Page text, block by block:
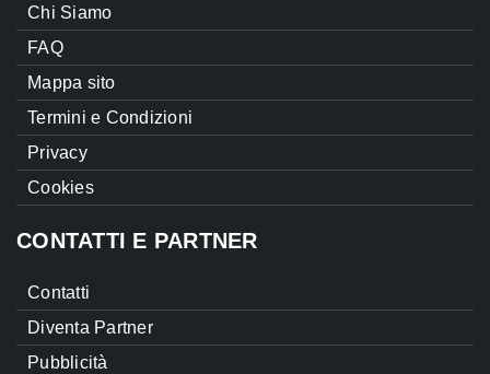
Chi Siamo
FAQ
Mappa sito
Termini e Condizioni
Privacy
Cookies
CONTATTI E PARTNER
Contatti
Diventa Partner
Pubblicità